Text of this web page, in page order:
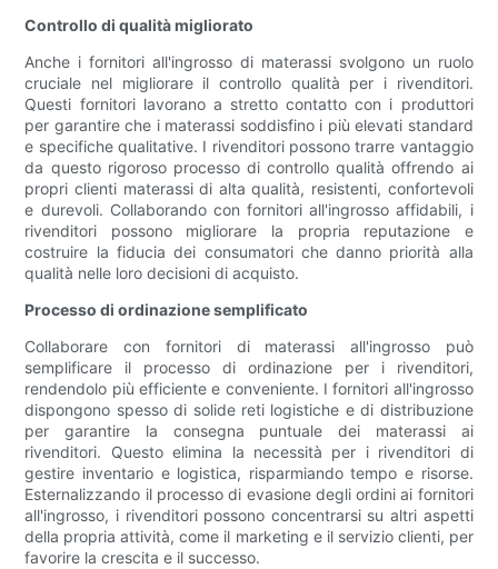
Controllo di qualità migliorato
Anche i fornitori all'ingrosso di materassi svolgono un ruolo
cruciale nel migliorare il controllo qualità per i rivenditori.
Questi fornitori lavorano a stretto contatto con i produttori
per garantire che i materassi soddisfino i più elevati standard
e specifiche qualitative. I rivenditori possono trarre vantaggio
da questo rigoroso processo di controllo qualità offrendo ai
propri clienti materassi di alta qualità, resistenti, confortevoli
e durevoli. Collaborando con fornitori all'ingrosso affidabili, i
rivenditori possono migliorare la propria reputazione e
costruire la fiducia dei consumatori che danno priorità alla
qualità nelle loro decisioni di acquisto.
Processo di ordinazione semplificato
Collaborare con fornitori di materassi all'ingrosso può
semplificare il processo di ordinazione per i rivenditori,
rendendolo più efficiente e conveniente. I fornitori all'ingrosso
dispongono spesso di solide reti logistiche e di distribuzione
per garantire la consegna puntuale dei materassi ai
rivenditori. Questo elimina la necessità per i rivenditori di
gestire inventario e logistica, risparmiando tempo e risorse.
Esternalizzando il processo di evasione degli ordini ai fornitori
all'ingrosso, i rivenditori possono concentrarsi su altri aspetti
della propria attività, come il marketing e il servizio clienti, per
favorire la crescita e il successo.